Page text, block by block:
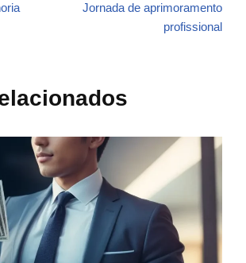
Jornada de aprimoramento
profissional